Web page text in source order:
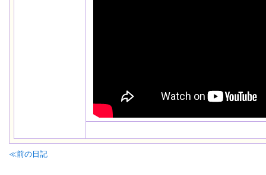
≪前の日記